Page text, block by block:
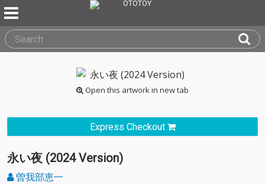
Open this artwork in new tab
Express Checkout
永い夜 (2024 Version)
曽我部恵一